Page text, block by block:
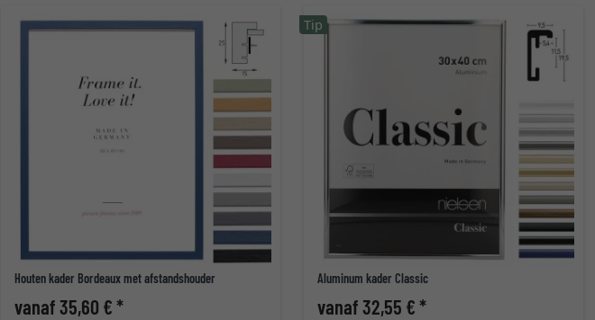
Houten kader Bordeaux met afstandshouder
vanaf 35,60 € *
Aluminum kader Classic
vanaf 32,55 € *
Tip